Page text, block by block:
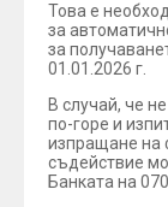
Това е
за
за
01.01.2026 г.
В случай, че
по-горе и
изпращане на
съдействие
Банката на